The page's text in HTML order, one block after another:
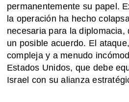
permanentemente su papel.
la operación ha hecho
necesaria para la diplomacia,
un posible acuerdo. El
compleja y a menudo
Estados Unidos, que debe
Israel con su alianza